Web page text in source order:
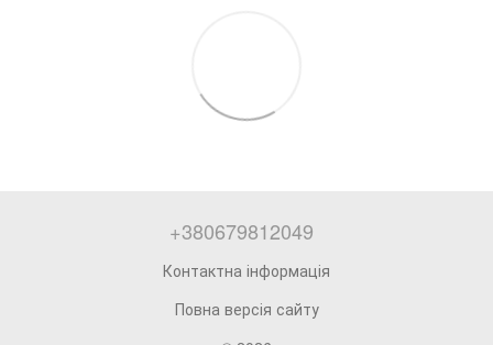
+380679812049
Контактна інформація
Повна версія сайту